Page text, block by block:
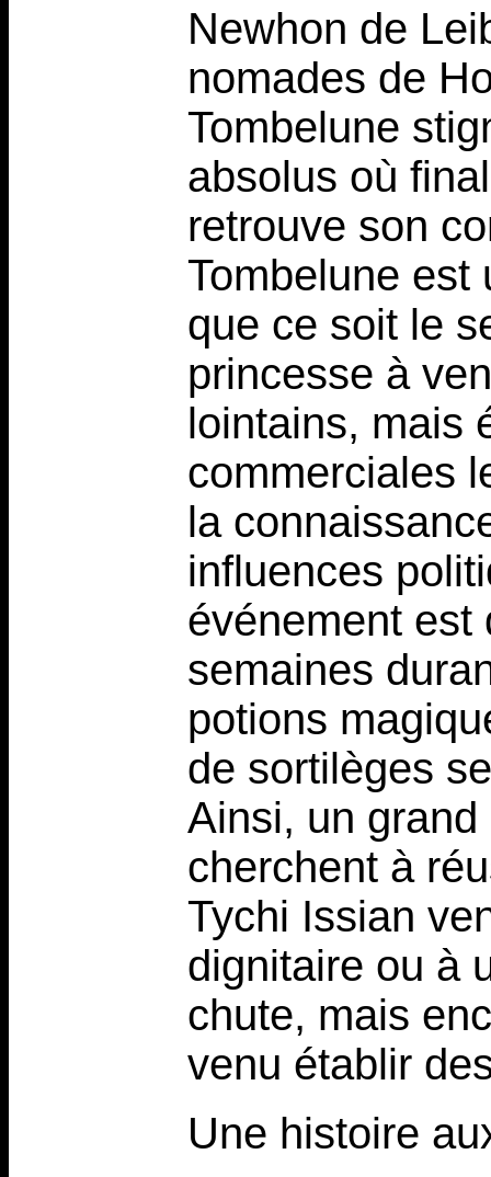
Newhon de
nomades de
Tombelune
absolus où
retrouve son
Tombelune est
que ce soit le
princesse à
lointains, mais
commerciales
la
influences
événement est
semaines
potions
de sortilèges
Ainsi, un
cherchent à
Tychi Issian
dignitaire ou à
chute, mais
venu établir
Une histoire